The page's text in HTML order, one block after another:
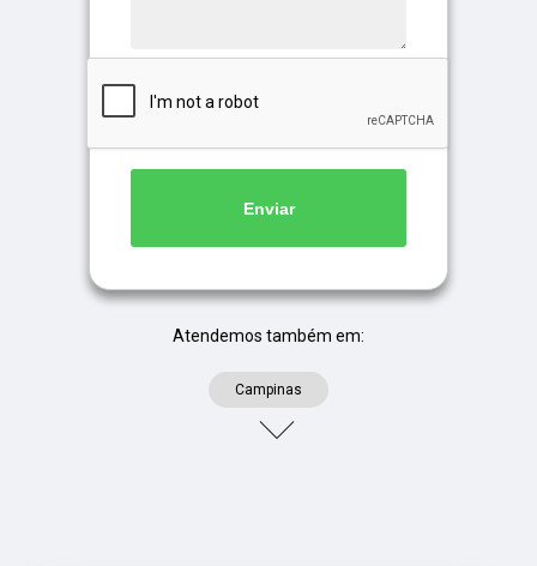
Enviar
Atendemos também em:
Campinas